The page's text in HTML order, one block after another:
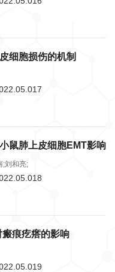
细胞损伤的机制
鼠肺上皮细胞EMT影响
;刘和亮;
痕疙瘩的影响